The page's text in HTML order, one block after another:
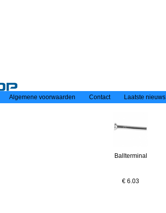
Algemene voorwaarden Contact Laatste nieuws
Ballterminal
€ 6.03